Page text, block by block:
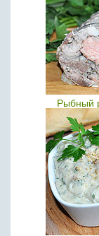
Рыбный